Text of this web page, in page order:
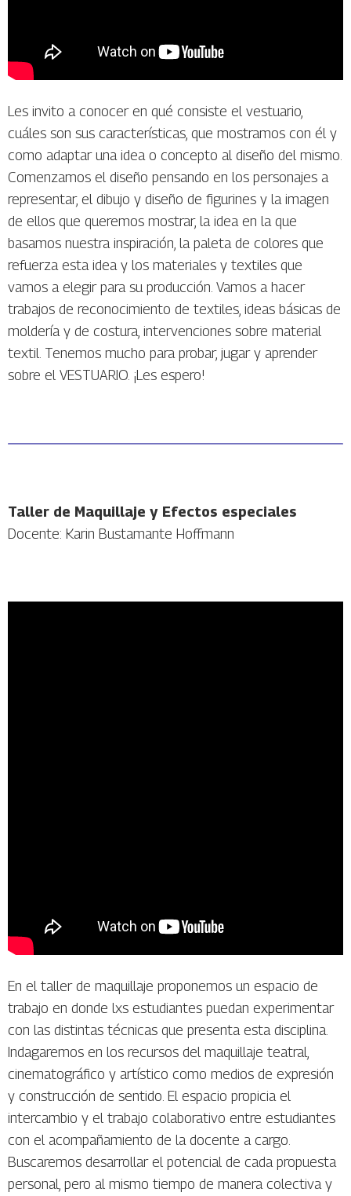
Les invito a conocer en qué consiste el vestuario,
cuáles son sus características, que mostramos con él y
como adaptar una idea o concepto al diseño del mismo.
Comenzamos el diseño pensando en los personajes a
representar, el dibujo y diseño de figurines y la imagen
de ellos que queremos mostrar, la idea en la que
basamos nuestra inspiración, la paleta de colores que
refuerza esta idea y los materiales y textiles que
vamos a elegir para su producción. Vamos a hacer
trabajos de reconocimiento de textiles, ideas básicas de
moldería y de costura, intervenciones sobre material
textil. Tenemos mucho para probar, jugar y aprender
sobre el VESTUARIO. ¡Les espero!
Taller de Maquillaje y Efectos especiales
Docente: Karin Bustamante Hoffmann
En el taller de maquillaje proponemos un espacio de
trabajo en donde lxs estudiantes puedan experimentar
con las distintas técnicas que presenta esta disciplina.
Indagaremos en los recursos del maquillaje teatral,
cinematográfico y artístico como medios de expresión
y construcción de sentido. El espacio propicia el
intercambio y el trabajo colaborativo entre estudiantes
con el acompañamiento de la docente a cargo.
Buscaremos desarrollar el potencial de cada propuesta
personal, pero al mismo tiempo de manera colectiva y